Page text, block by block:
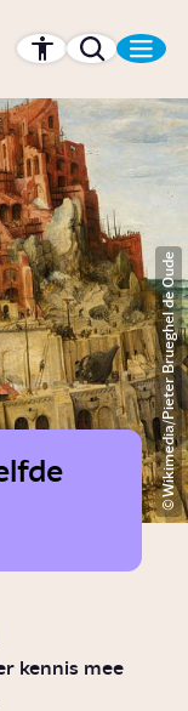
de NPO
Wikimedia/Pieter Brueghel de Oude
kennis mee